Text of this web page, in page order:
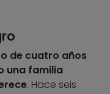
de cuatro años
una familia
. Hace seis